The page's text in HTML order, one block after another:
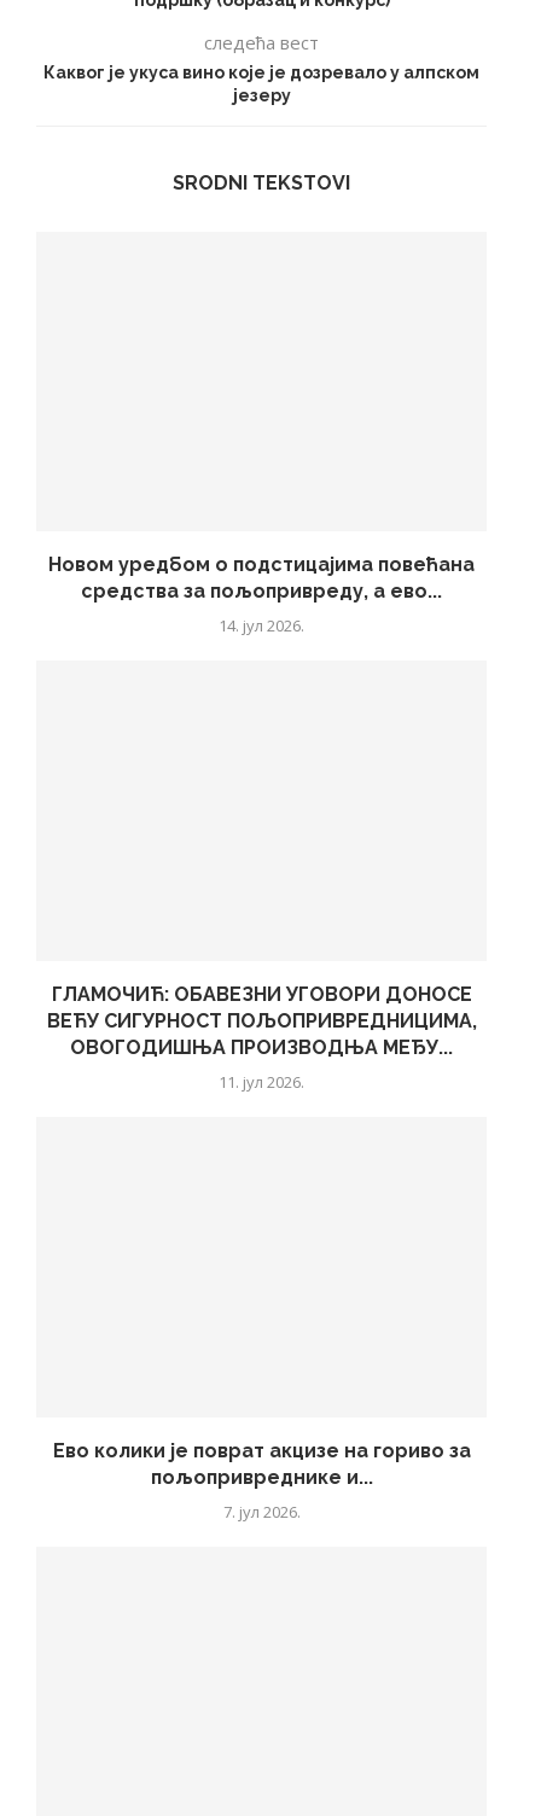
следећа вест
Каквог је укуса вино које је дозревало у алпском
језеру
SRODNI TEKSTOVI
Новом уредбом о подстицајима повећана
средства за пољопривреду, а ево...
14. јул 2026.
ГЛАМОЧИЋ: ОБАВЕЗНИ УГОВОРИ ДОНОСЕ
ВЕЋУ СИГУРНОСТ ПОЉОПРИВРЕДНИЦИМА,
ОВОГОДИШЊА ПРОИЗВОДЊА МЕЂУ...
11. јул 2026.
Ево колики је поврат акцизе на гориво за
пољопривреднике и...
7. јул 2026.